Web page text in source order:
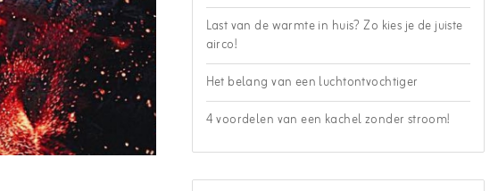
Last van de warmte in huis? Zo kies je de juiste
airco!
Het belang van een luchtontvochtiger
4 voordelen van een kachel zonder stroom!